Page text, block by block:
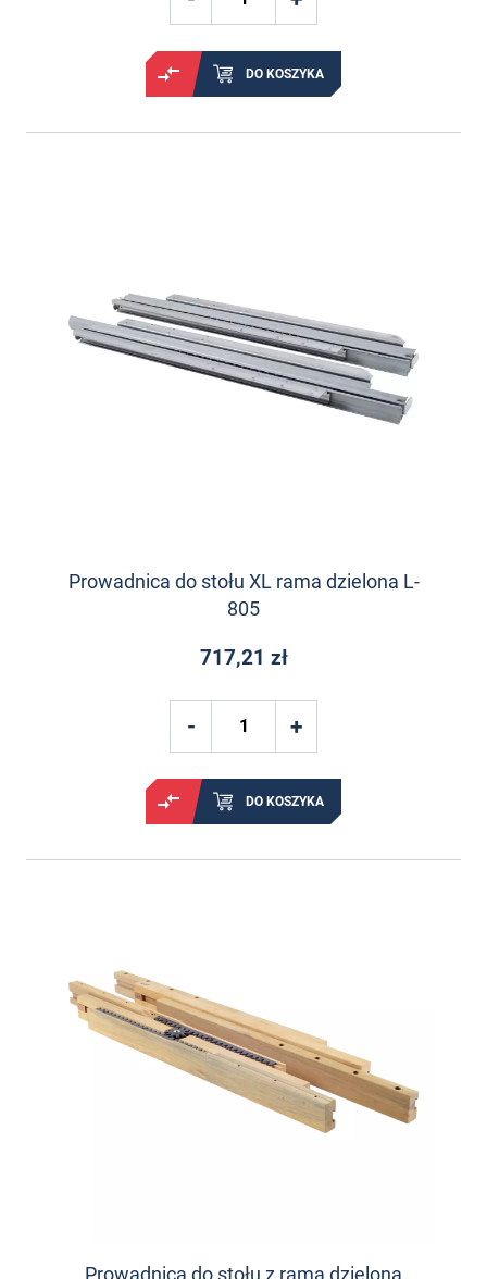
DO KOSZYKA
Prowadnica do stołu XL rama dzielona L-
805
717,21 zł
DO KOSZYKA